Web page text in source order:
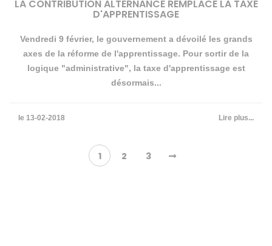
LA CONTRIBUTION ALTERNANCE REMPLACE LA TAXE
D'APPRENTISSAGE
Vendredi 9 février, le gouvernement a dévoilé les grands
axes de la réforme de l'apprentissage. Pour sortir de la
logique "administrative", la taxe d'apprentissage est
désormais...
le 13-02-2018 Lire plus...
Pagination
des
1 2 3